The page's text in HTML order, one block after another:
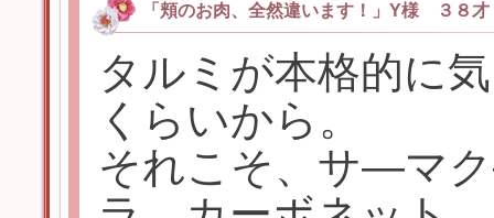
「頬のお肉、全然違います！」Y様 ３８才
タルミが本格的に
くらいから。
それこそ、サ―マ